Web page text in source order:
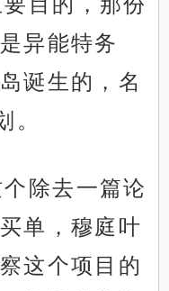
异能特务
诞生的，名
。
除去一篇论
单，穆庭叶
这个项目的